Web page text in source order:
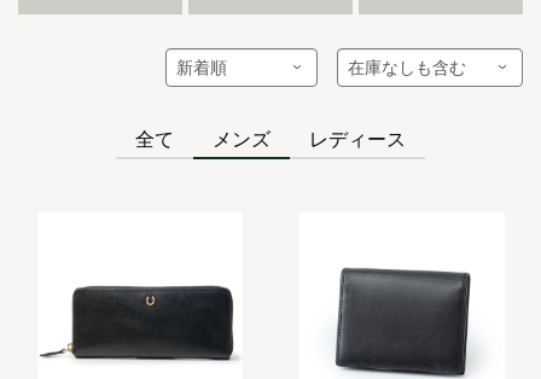
全て メンズ レディース
インテリア
馬具
価格見直しました
エリン
オフィサー
キーフォブ
サッチェル
ジェラード